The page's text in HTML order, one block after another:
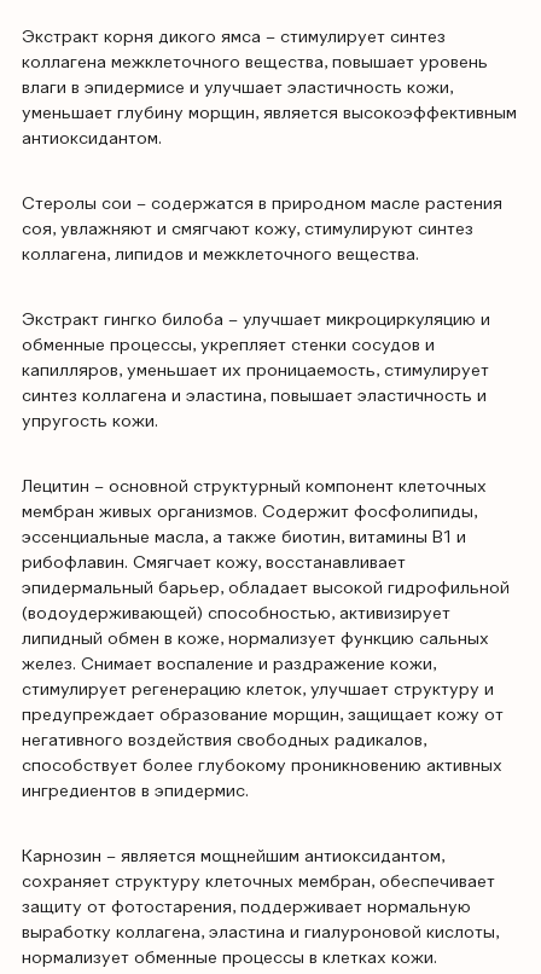
Экстракт корня дикого ямса – стимулирует синтез
коллагена межклеточного вещества, повышает уровень
влаги в эпидермисе и улучшает эластичность кожи,
уменьшает глубину морщин, является высокоэффективным
антиоксидантом.
Стеролы сои – содержатся в природном масле растения
соя, увлажняют и смягчают кожу, стимулируют синтез
коллагена, липидов и межклеточного вещества.
Экстракт гингко билоба – улучшает микроциркуляцию и
обменные процессы, укрепляет стенки сосудов и
капилляров, уменьшает их проницаемость, стимулирует
синтез коллагена и эластина, повышает эластичность и
упругость кожи.
Лецитин – основной структурный компонент клеточных
мембран живых организмов. Содержит фосфолипиды,
эссенциальные масла, а также биотин, витамины В1 и
рибофлавин. Смягчает кожу, восстанавливает
эпидермальный барьер, обладает высокой гидрофильной
(водоудерживающей) способностью, активизирует
липидный обмен в коже, нормализует функцию сальных
желез. Снимает воспаление и раздражение кожи,
стимулирует регенерацию клеток, улучшает структуру и
предупреждает образование морщин, защищает кожу от
негативного воздействия свободных радикалов,
способствует более глубокому проникновению активных
ингредиентов в эпидермис.
Карнозин – является мощнейшим антиоксидантом,
сохраняет структуру клеточных мембран, обеспечивает
защиту от фотостарения, поддерживает нормальную
выработку коллагена, эластина и гиалуроновой кислоты,
нормализует обменные процессы в клетках кожи.